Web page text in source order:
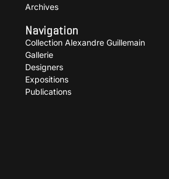
Archives
Navigation
Collection Alexandre Guillemain
Gallerie
Designers
Expositions
Publications